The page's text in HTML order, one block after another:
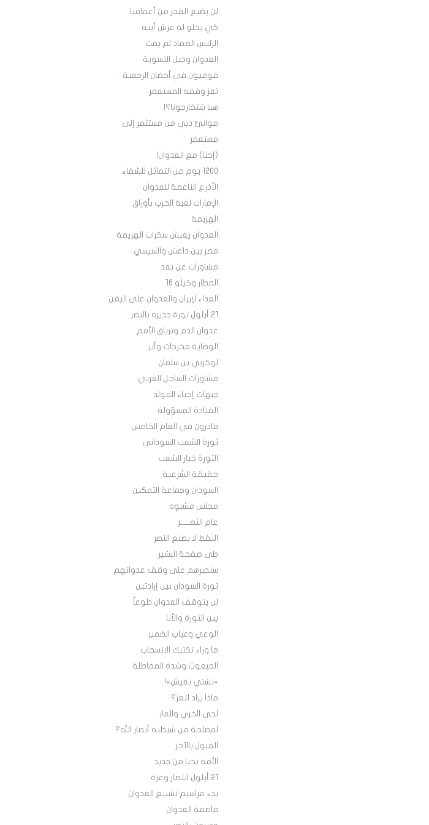
لن يضيع الفجر من أعماقنا
كي يخلو له عرش أبيه
الرئيس الصماد لم يمت
العدوان وجيل التسوية
قوميون في أحضان الرجعية
تعز وفقه المستعمر
هيا شتخارجونا؟!
موانئ دبي من مستثمر إلى
مستعمر
(إحنا) مع العدوان!
1200 يوم من التماثل للشفاء
الأذرع الناعمة للعدوان
الإمارات لعبة الحرب بأوراق
الهزيمة
العدوان يعيش سكرات الهزيمة
مصر بين داعش والسيسي
مشاورات عن بعد
المطار وكيلو 16
العداء لإيران والعدوان على اليمن
21 أيلول ثورة جديرة بالنصر
عدوان الدم وترياق الأمم
الوصاية مخرجات وأثر
لوكربي بن سلمان
مشاورات الساحل الغربي
جبهات إحياء المولد
القيادة المسؤولة
قادرون في العام الخامس
ثورة الشعب السوداني
الثورة خيار الشعب
حقيقة الشرعية
السودان وجماعة التمكين
مجلس مشبوه
عام النصـــــر
النفط لا يصنع النصر
طي صفحة البشير
سنجبرهم على وقف عدوانهم
ثورة السودان بين إرادتين
لن يتوقف العدوان طوعاً
بين الثورة والأنا
الوعي وغياب الضمير
ما وراء تكتيك الانسحاب
المبعوث وشدة المماطلة
«نشتي نعيش»!
ماذا يراد لتعز؟
لحى الخزي والعار
لمصلحة من شيطنة أنصار الله؟
القبول بالآخر
الأمة تحيا من جديد
21 أيلول انتصار وعزة
بدء مراسيم تشييع العدوان
قاصمة العدوان